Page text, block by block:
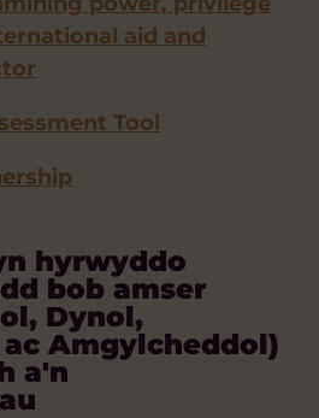
aid and
Tool
hyrwyddo
bob amser
Dynol,
Amgylcheddol)
a'n